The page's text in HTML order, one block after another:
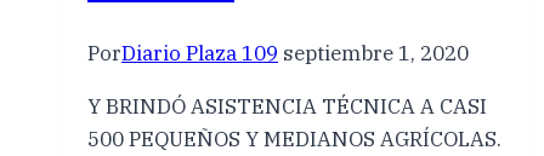
PorDiario Plaza 109 septiembre 1, 2020
Y BRINDÓ ASISTENCIA TÉCNICA A CASI
500 PEQUEÑOS Y MEDIANOS AGRÍCOLAS.